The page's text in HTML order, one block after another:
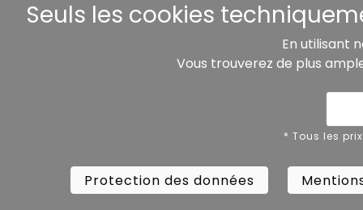
Seuls les cookies
En utilisant
Vous trouverez de plus
* Tous les
Protection des données